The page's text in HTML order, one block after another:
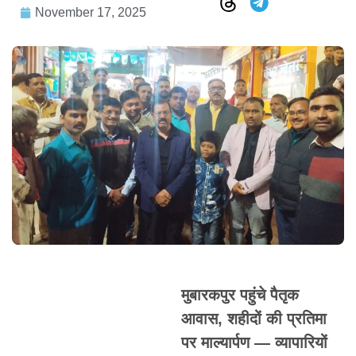
November 17, 2025
मुबारकपुर पहुंचे पैतृक
आवास, शहीदों की प्रतिमा
पर माल्यार्पण — व्यापारियों